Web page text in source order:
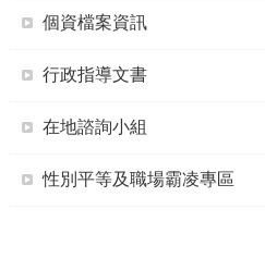
個資檔案資訊
行政指導文書
在地諮詢小組
性別平等及職場霸凌專區